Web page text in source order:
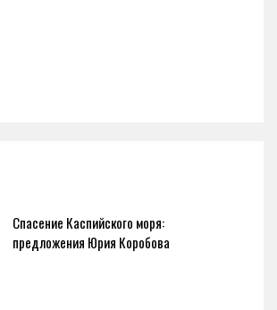
Спасение Каспийского моря:
предложения Юрия Коробова